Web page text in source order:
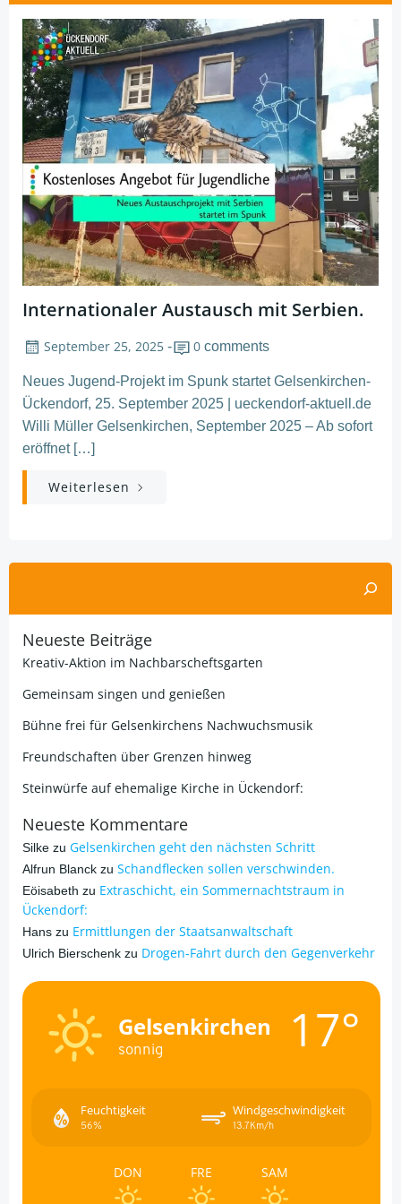
navigation
Internationaler Austausch mit Serbien.
September 25, 2025 - 0 comments
Neues Jugend-Projekt im Spunk startet Gelsenkirchen-
Ückendorf, 25. September 2025 | ueckendorf-aktuell.de
Willi Müller Gelsenkirchen, September 2025 – Ab sofort
eröffnet […]
Weiterlesen
Neueste Beiträge
Kreativ-Aktion im Nachbarscheftsgarten
Gemeinsam singen und genießen
Bühne frei für Gelsenkirchens Nachwuchsmusik
Freundschaften über Grenzen hinweg
Steinwürfe auf ehemalige Kirche in Ückendorf:
Neueste Kommentare
Silke zu Gelsenkirchen geht den nächsten Schritt
Alfrun Blanck zu Schandflecken sollen verschwinden.
Eöisabeth zu Extraschicht, ein Sommernachtstraum in
Ückendorf:
Hans zu Ermittlungen der Staatsanwaltschaft
Ulrich Bierschenk zu Drogen-Fahrt durch den Gegenverkehr
Gelsenkirchen
sonnig 17°
Feuchtigkeit
56%
Windgeschwindigkeit
13.7Km/h
DON FRE SAM